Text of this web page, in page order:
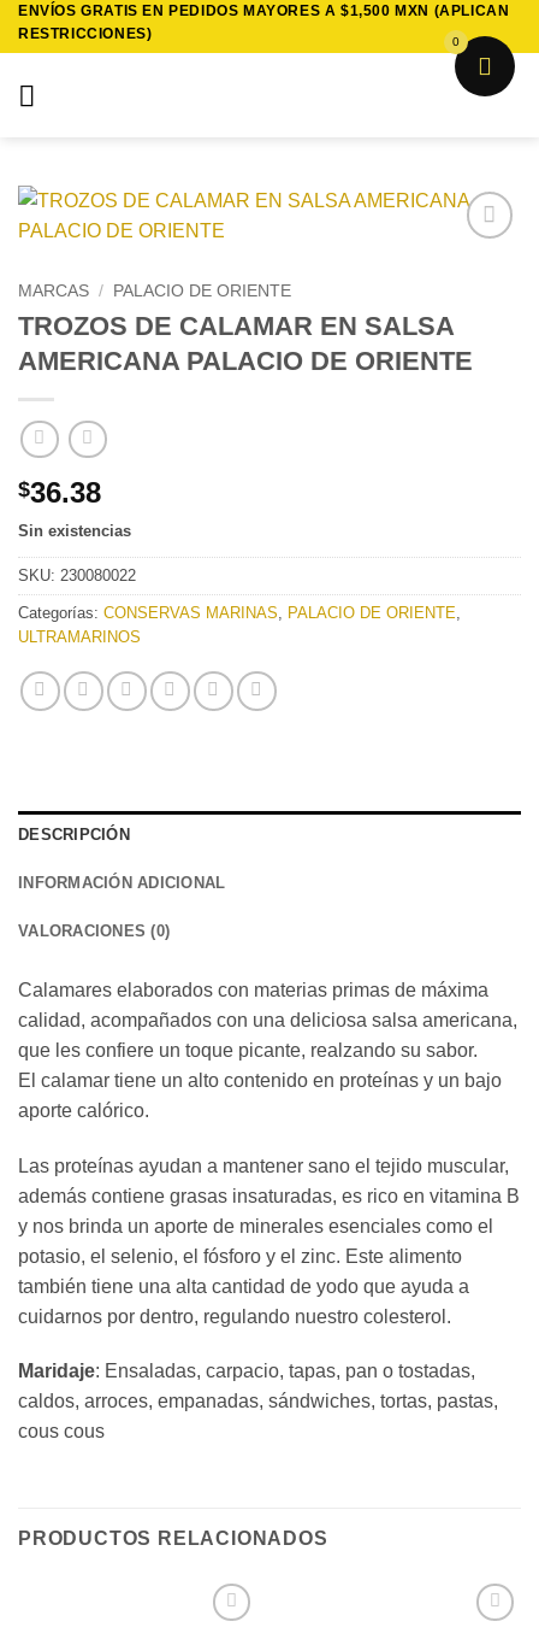
Saltar
ENVÍOS GRATIS EN PEDIDOS MAYORES A $1,500 MXN (APLICAN
RESTRICCIONES)
MARCAS / PALACIO DE ORIENTE
TROZOS DE CALAMAR EN SALSA
AMERICANA PALACIO DE ORIENTE
$36.38
Sin existencias
SKU: 230080022
Categorías: CONSERVAS MARINAS PALACIO DE ORIENTE
ULTRAMARINOS
DESCRIPCIÓN
INFORMACIÓN ADICIONAL
VALORACIONES (0)
Calamares elaborados con materias primas de máxima
calidad, acompañados con una deliciosa salsa americana,
que les confiere un toque picante, realzando su sabor.
El calamar tiene un alto contenido en proteínas y un bajo
aporte calórico.
Las proteínas ayudan a mantener sano el tejido muscular,
además contiene grasas insaturadas, es rico en vitamina B
y nos brinda un aporte de minerales esenciales como el
potasio, el selenio, el fósforo y el zinc. Este alimento
también tiene una alta cantidad de yodo que ayuda a
cuidarnos por dentro, regulando nuestro colesterol.
Maridaje: Ensaladas, carpacio, tapas, pan o tostadas,
caldos, arroces, empanadas, sándwiches, tortas, pastas,
cous cous
PRODUCTOS RELACIONADOS
0